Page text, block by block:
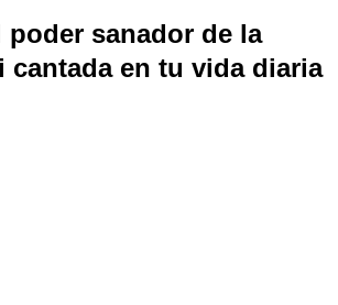
poder sanador de la
cantada en tu vida diaria